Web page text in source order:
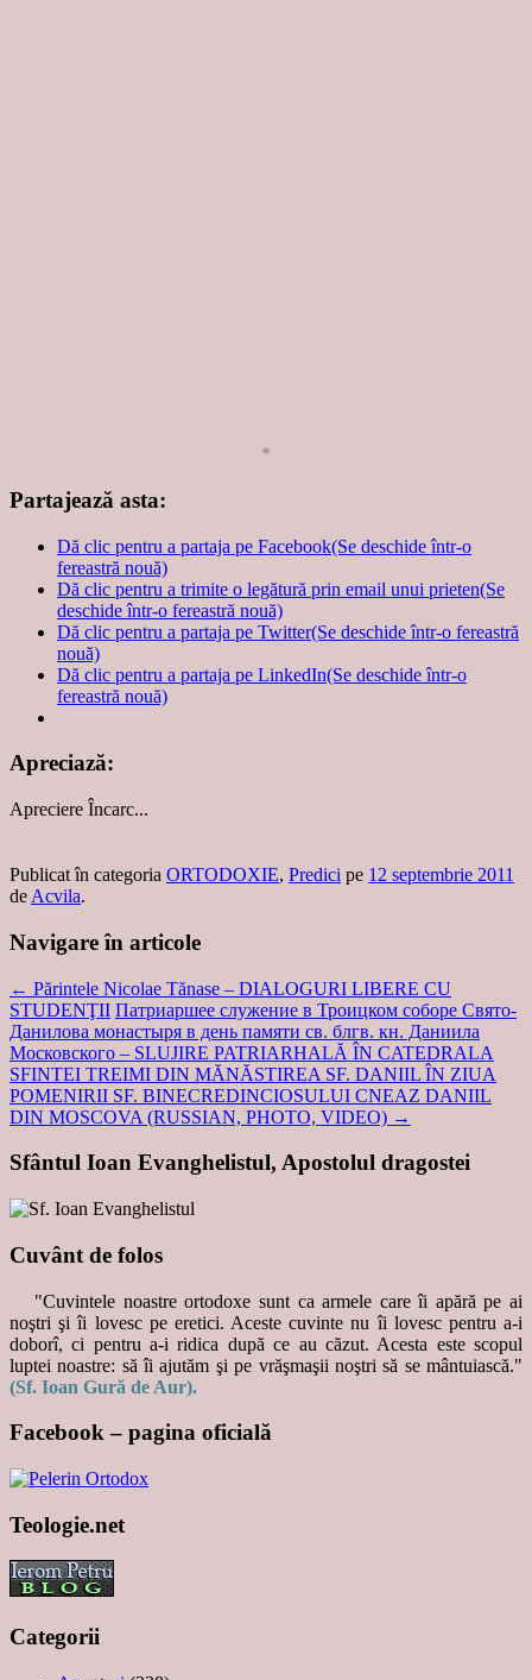
*
Partajează asta:
Dă clic pentru a partaja pe Facebook(Se deschide într-o
fereastră nouă)
Dă clic pentru a trimite o legătură prin email unui prieten(Se
deschide într-o fereastră nouă)
Dă clic pentru a partaja pe Twitter(Se deschide într-o fereastră
nouă)
Dă clic pentru a partaja pe LinkedIn(Se deschide într-o
fereastră nouă)
Apreciază:
Apreciere Încarc...
Publicat în categoria ORTODOXIE, Predici pe 12 septembrie 2011
de Acvila.
Navigare în articole
← Părintele Nicolae Tănase – DIALOGURI LIBERE CU
STUDENŢII Патриаршее служение в Троицком соборе Свято-
Данилова монастыря в день памяти св. блгв. кн. Даниила
Московского – SLUJIRE PATRIARHALĂ ÎN CATEDRALA
SFINTEI TREIMI DIN MĂNĂSTIREA SF. DANIIL ÎN ZIUA
POMENIRII SF. BINECREDINCIOSULUI CNEAZ DANIIL
DIN MOSCOVA (RUSSIAN, PHOTO, VIDEO) →
Sfântul Ioan Evanghelistul, Apostolul dragostei
Cuvânt de folos
"Cuvintele noastre ortodoxe sunt ca armele care îi apără pe ai
noştri şi îi lovesc pe eretici. Aceste cuvinte nu îi lovesc pentru a-i
doborî, ci pentru a-i ridica după ce au căzut. Acesta este scopul
luptei noastre: să îi ajutăm şi pe vrăşmaşii noştri să se mântuiască."
(Sf. Ioan Gură de Aur).
Facebook – pagina oficială
Teologie.net
Categorii